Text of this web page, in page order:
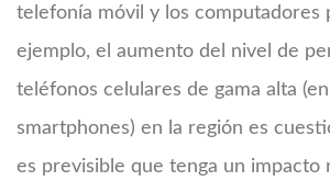
telefonía móvil y los computadores
ejemplo, el aumento del nivel de
teléfonos celulares de gama alta
smartphones) en la región es
es previsible que tenga un impacto